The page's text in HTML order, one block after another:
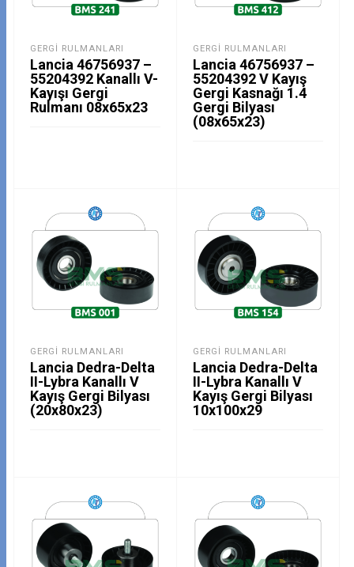
GERGI RULMANLARI
Lancia 46756937 –
55204392 Kanallı V-
Kayışı Gergi
Rulmanı 08x65x23
GERGI RULMANLARI
Lancia 46756937 –
55204392 V Kayış
Gergi Kasnağı 1.4
Gergi Bilyası
(08x65x23)
GERGI RULMANLARI
Lancia Dedra-Delta
II-Lybra Kanallı V
Kayış Gergi Bilyası
(20x80x23)
GERGI RULMANLARI
Lancia Dedra-Delta
II-Lybra Kanallı V
Kayış Gergi Bilyası
10x100x29